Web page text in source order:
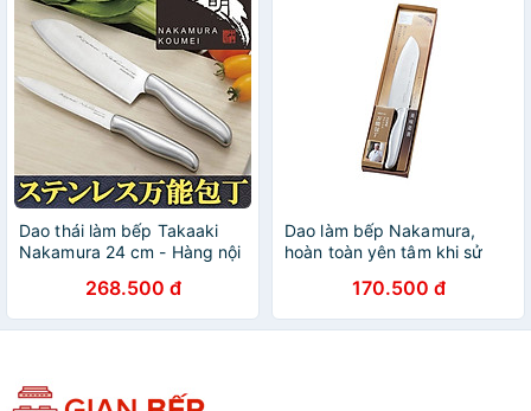
Dao thái làm bếp Takaaki
Nakamura 24 cm - Hàng nội
268.500 đ
Dao làm bếp Nakamura,
hoàn toàn yên tâm khi sử
thời gian - nội địa Nhật Bản
170.500 đ